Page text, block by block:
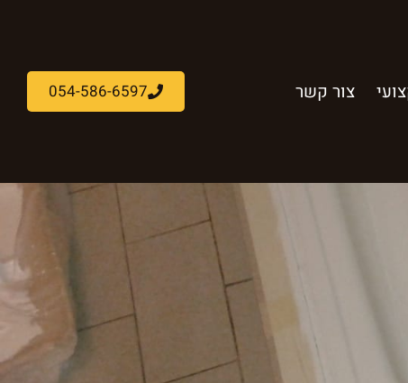
צור קשר 054-586-6597